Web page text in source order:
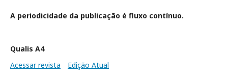
A periodicidade da publicação é fluxo contínuo.
Qualis A4
Acessar revista
Edição Atual